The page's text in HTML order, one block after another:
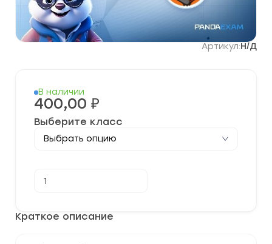
Артикул:Н/Д
Краткое описание
В наличии
400,00 ₽
Выберите класс
товара
Отборочный
этап